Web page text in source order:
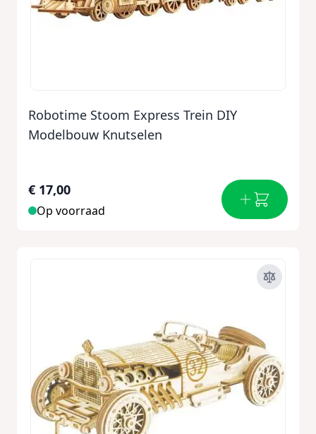
Robotime Stoom Express Trein DIY
Modelbouw Knutselen
€ 17,00
Op voorraad